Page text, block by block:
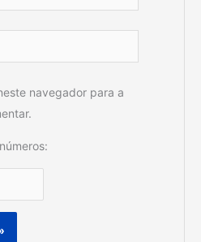
navegador para a